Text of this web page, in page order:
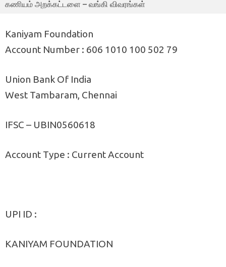
கணியம் அறக்கட்டளை – வங்கி விவரங்கள்
Kaniyam Foundation
Account Number : 606 1010 100 502 79
Union Bank Of India
West Tambaram, Chennai
IFSC – UBIN0560618
Account Type : Current Account
UPI ID :
KANIYAM FOUNDATION